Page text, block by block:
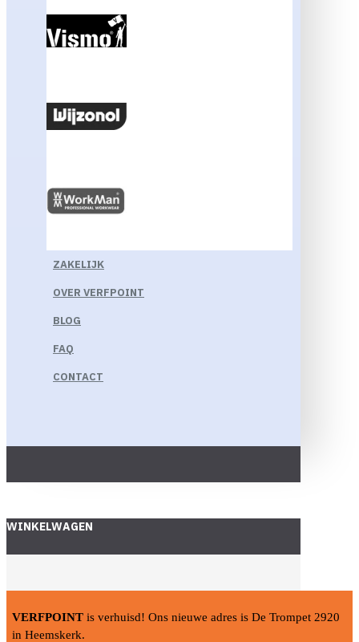
ZAKELIJK
OVER VERFPOINT
BLOG
FAQ
CONTACT
WINKELWAGEN
VERFPOINT is verhuisd! Ons nieuwe adres is De Trompet 2920
in Heemskerk.